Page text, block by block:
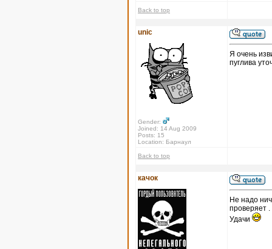
Back to top
unic
Gender:
Joined: 14 Aug 2009
Posts: 15
Location: Барнаул
Я очень
пуглива
Back to top
качок
Не надо
проверяет .
Удачи